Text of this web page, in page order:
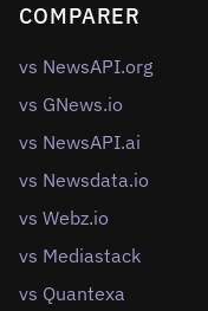
COMPARER
vs NewsAPI.org
vs GNews.io
vs NewsAPI.ai
vs Newsdata.io
vs Webz.io
vs Mediastack
vs Quantexa